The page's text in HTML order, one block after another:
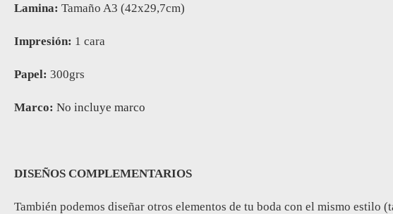
Lamina: Tamaño A3 (42x29,7cm)
Impresión: 1 cara
Papel: 300grs
Marco: No incluye marco
DISEÑOS COMPLEMENTARIOS
También podemos diseñar otros elementos de tu boda con el mismo estilo